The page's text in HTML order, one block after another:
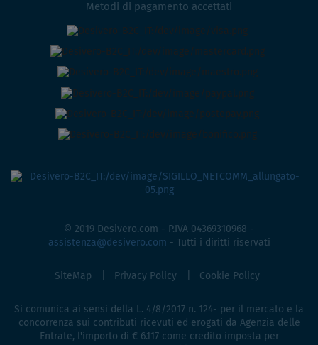
Metodi di pagamento accettati
© 2019 Desivero.com - P.IVA 04369310968 -
assistenza@desivero.com - Tutti i diritti riservati
SiteMap Privacy Policy Cookie Policy
Si comunica ai sensi della L. 4/8/2017 n. 124- per il mercato e la
concorrenza sui contributi ricevuti ed erogati da Agenzia delle
Entrate, l'importo di € 6.117 come credito imposta per